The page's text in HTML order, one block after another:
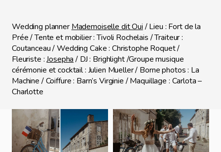
Wedding planner Mademoiselle dit Oui/ Lieu : Fort de la
Prée / Tente et mobilier : Tivoli Rochelais / Traiteur :
Coutanceau / Wedding Cake : Christophe Roquet /
Fleuriste :Josepha/ DJ : Brighlight /Groupe musique
cérémonie et cocktail : Julien Mueller / Borne photos : La
Machine / Coiffure : Barn’s Virginie / Maquillage : Carlota –
Charlotte